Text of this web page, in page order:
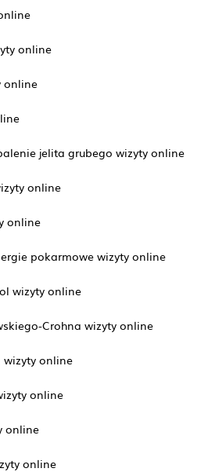
online
online
jelita grubego wizyty online
online
online
pokarmowe wizyty online
wizyty online
Crohna wizyty online
wizyty online
online
online
online